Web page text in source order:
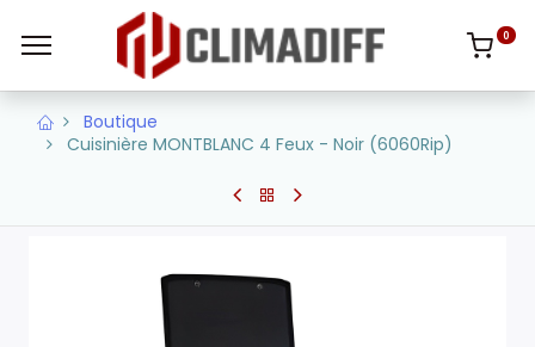
0
Boutique
Cuisinière MONTBLANC 4 Feux - Noir (6060Rip)